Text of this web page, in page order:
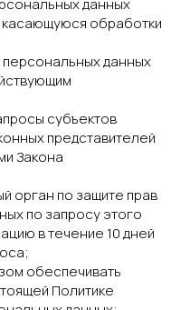
данных
обработки
данных
субъектов
представителей
Закона
орган по защите прав
по запросу этого
в течение 10 дней
обеспечивать
Политике